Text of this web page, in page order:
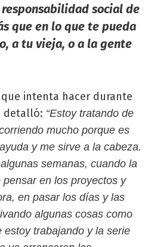
social de
que en lo que te pueda
a tu vieja, o a la gente
intenta hacer durante
detalló: “Estoy tratando de
mucho porque es
y me sirve a la cabeza.
semanas, cuando la
en los proyectos y
en pasar los días y las
algunas cosas como
estoy trabajando y la serie